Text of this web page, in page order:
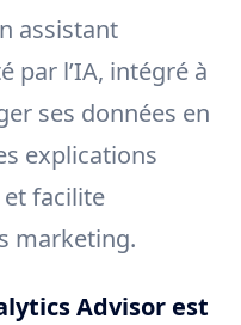
assistant
par l’IA, intégré à
ses données en
explications
et facilite
marketing.
Advisor est